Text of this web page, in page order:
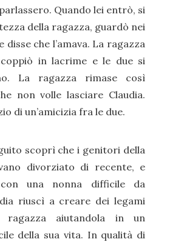
Quando lei entrò, si
della ragazza, guardò nei
disse che l’amava. La ragazza
in lacrime e le due si
La ragazza rimase così
non volle lasciare Claudia.
di un’amicizia fra le due.
scoprì che i genitori della
divorziato di recente, e
una nonna difficile da
riuscì a creare dei legami
ragazza aiutandola in un
della sua vita. In qualità di